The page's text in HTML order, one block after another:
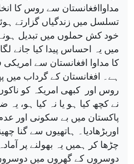
مداواافغانستان سے روس کا
تسلسل میں زندگیاں گزارتے
خود کش حملوں میں تبدیل
میں یہ احساس پیدا کیا جانے
کا مداوا افغانستان سے امریکی
ہے۔ افغانستان کے گرداب میں
روس اور
کبھی امریکہ کو
نے کچھ کیا ہو یا نہ کیا ہو، یہ
پاکستان میں بے سکونی اور
اوربڑھادیا۔ ہاتھیوں سے گنا
چڑھا کر ہمیں یہ بھولنے پر
دوسروں کے گھروں میں